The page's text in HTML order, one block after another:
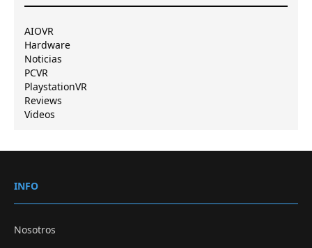
AIOVR
Hardware
Noticias
PCVR
PlaystationVR
Reviews
Videos
INFO
Nosotros